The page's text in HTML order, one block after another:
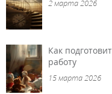
2 марта 2026
Как
работу
15 марта 2026